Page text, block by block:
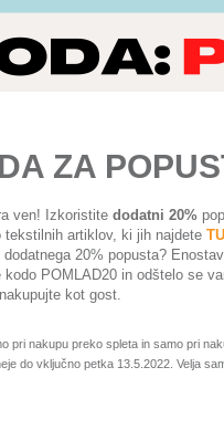
ZA
ven! Izkoristite dodatni 20%
tekstilnih artiklov, ki jih najdete
dodatnega 20% popusta?
kodo POMLAD20 in odštelo se
kot gost.
pri nakupu preko spleta in samo pri
do vključno petka 13.5.2022. Velja